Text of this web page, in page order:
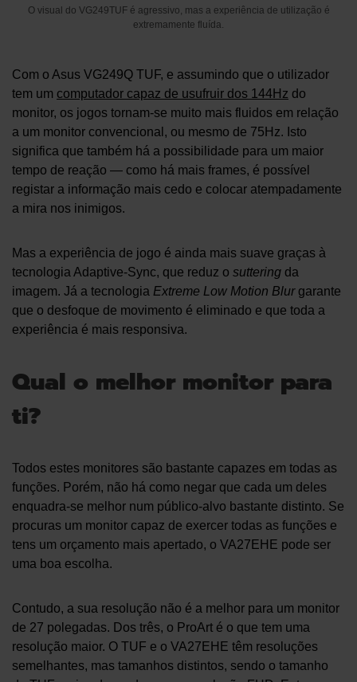
O visual do VG249TUF é agressivo, mas a experiência de utilização é
extremamente fluída.
Com o Asus VG249Q TUF, e assumindo que o utilizador
tem um computador capaz de usufruir dos 144Hz do
monitor, os jogos tornam-se muito mais fluidos em relação
a um monitor convencional, ou mesmo de 75Hz. Isto
significa que também há a possibilidade para um maior
tempo de reação — como há mais frames, é possível
registar a informação mais cedo e colocar atempadamente
a mira nos inimigos.
Mas a experiência de jogo é ainda mais suave graças à
tecnologia Adaptive-Sync, que reduz o suttering da
imagem. Já a tecnologia Extreme Low Motion Blurgarante
que o desfoque de movimento é eliminado e que toda a
experiência é mais responsiva.
Qual o melhor monitor para
ti?
Todos estes monitores são bastante capazes em todas as
funções. Porém, não há como negar que cada um deles
enquadra-se melhor num público-alvo bastante distinto. Se
procuras um monitor capaz de exercer todas as funções e
tens um orçamento mais apertado, o VA27EHE pode ser
uma boa escolha.
Contudo, a sua resolução não é a melhor para um monitor
de 27 polegadas. Dos três, o ProArt é o que tem uma
resolução maior. O TUF e o VA27EHE têm resoluções
semelhantes, mas tamanhos distintos, sendo o tamanho